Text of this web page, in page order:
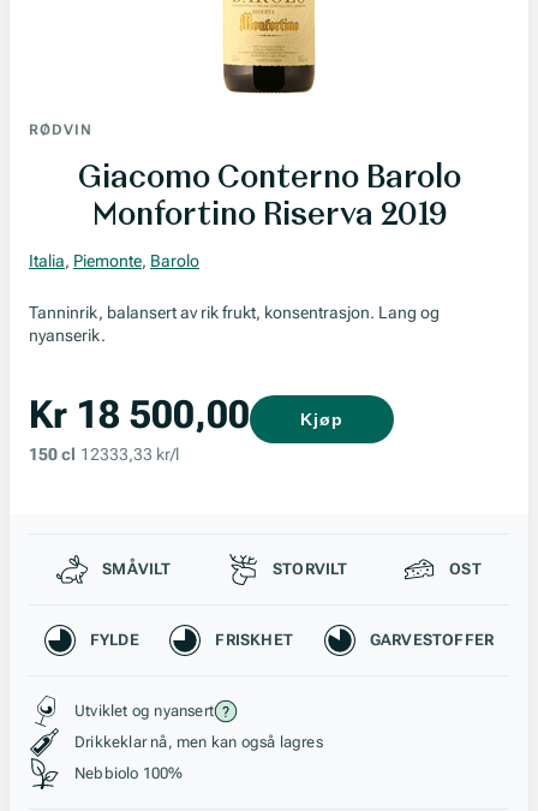
RØDVIN
Giacomo Conterno Barolo
Monfortino Riserva 2019
Italia, Piemonte, Barolo
Tanninrik, balansert av rik frukt, konsentrasjon. Lang og
nyanserik.
Kr 18 500,00
150 cl 12333,33 kr/l
Kjøp
Passer til
SMÅVILT STORVILT OST
Karakteristikk
FYLDE FRISKHET GARVESTOFFER
Stil, lagring og råstoff
Utviklet og nyansert
Drikkeklar nå, men kan også lagres
Nebbiolo 100%